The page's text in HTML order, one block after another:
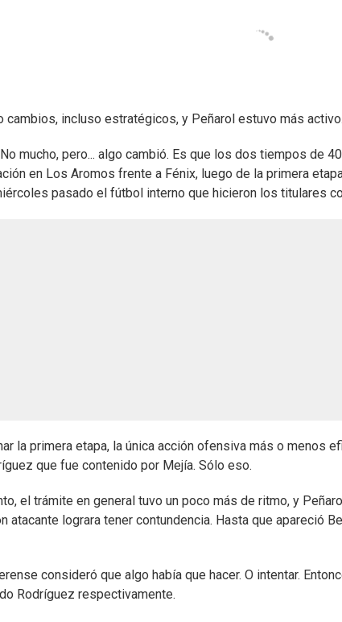
cambios, incluso estratégicos, y Peñarol estuvo más activo.
mucho, pero... algo cambió. Es que los dos tiempos de
en Los Aromos frente a Fénix, luego de la primera
pasado el fútbol interno que hicieron los titulares
la primera etapa, la única acción ofensiva más o menos
que fue contenido por Mejía. Sólo eso.
el trámite en general tuvo un poco más de ritmo, y
atacante lograra tener contundencia. Hasta que apareció
consideró que algo había que hacer. O intentar.
Rodríguez respectivamente.